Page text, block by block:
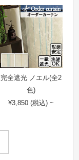
完全遮光 ノエル(全2
色)
¥3,850 (税込) ~